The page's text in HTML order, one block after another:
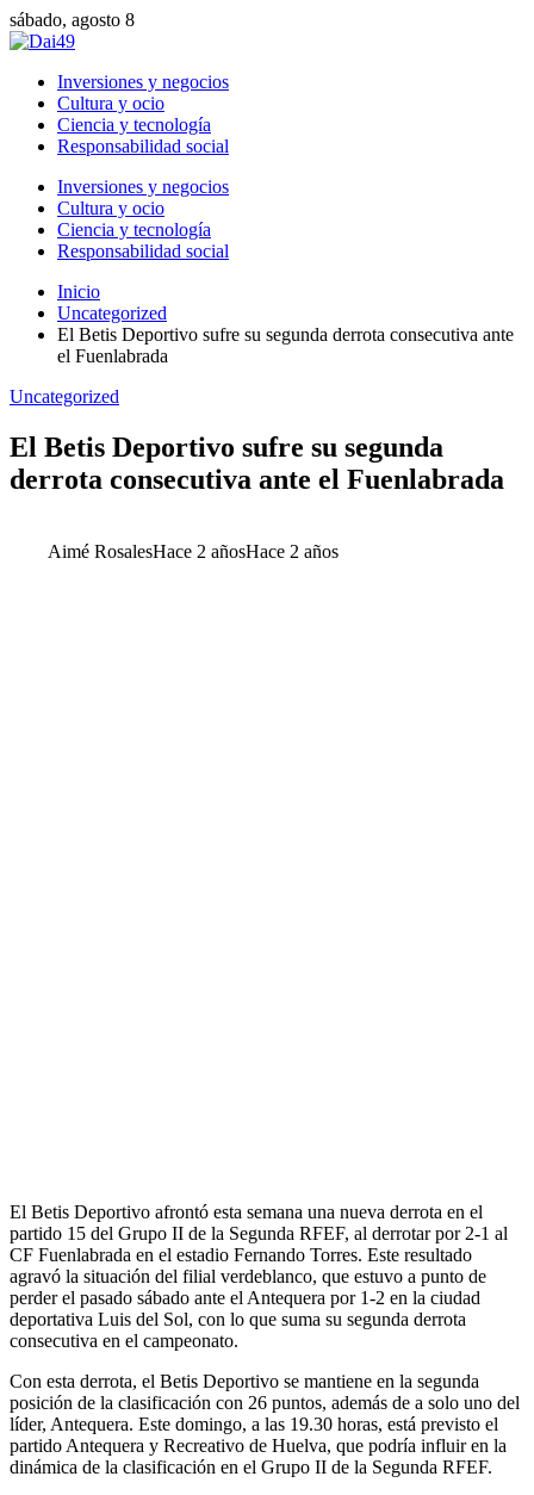
sábado, agosto 8
Inversiones y negocios
Cultura y ocio
Ciencia y tecnología
Responsabilidad social
Inversiones y negocios
Cultura y ocio
Ciencia y tecnología
Responsabilidad social
Inicio
Uncategorized
El Betis Deportivo sufre su segunda derrota consecutiva ante
el Fuenlabrada
Uncategorized
El Betis Deportivo sufre su segunda
derrota consecutiva ante el Fuenlabrada
Aimé RosalesHace 2 añosHace 2 años
El Betis Deportivo afrontó esta semana una nueva derrota en el
partido 15 del Grupo II de la Segunda RFEF, al derrotar por 2-1 al
CF Fuenlabrada en el estadio Fernando Torres. Este resultado
agravó la situación del filial verdeblanco, que estuvo a punto de
perder el pasado sábado ante el Antequera por 1-2 en la ciudad
deportativa Luis del Sol, con lo que suma su segunda derrota
consecutiva en el campeonato.
Con esta derrota, el Betis Deportivo se mantiene en la segunda
posición de la clasificación con 26 puntos, además de a solo uno del
líder, Antequera. Este domingo, a las 19.30 horas, está previsto el
partido Antequera y Recreativo de Huelva, que podría influir en la
dinámica de la clasificación en el Grupo II de la Segunda RFEF.